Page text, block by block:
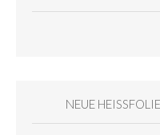
NEUE